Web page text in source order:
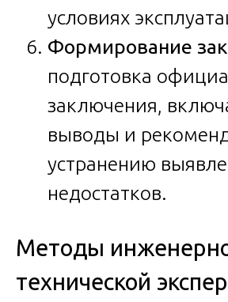
условиях
Формирование
подготовка
заключения,
выводы и
устранению
недостатков.
Методы
технической